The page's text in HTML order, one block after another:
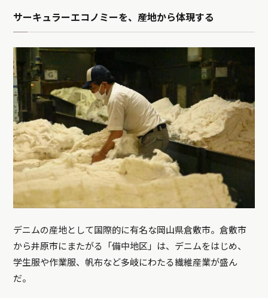
サーキュラーエコノミーを、産地から体現する
デニムの産地として国際的に有名な岡山県倉敷市。倉敷市
から井原市にまたがる「備中地区」は、デニムをはじめ、
学生服や作業服、帆布など多岐にわたる繊維産業が盛ん
だ。